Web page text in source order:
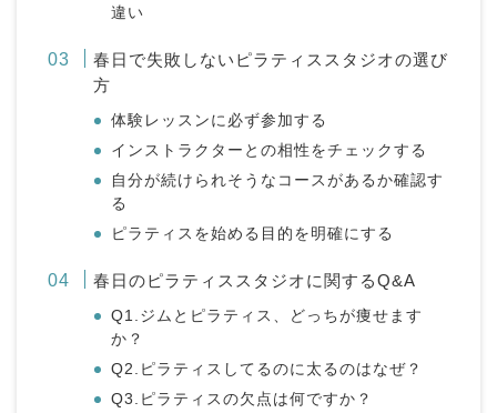
違い
春日で失敗しないピラティススタジオの選び
方
体験レッスンに必ず参加する
インストラクターとの相性をチェックする
自分が続けられそうなコースがあるか確認す
る
ピラティスを始める目的を明確にする
春日のピラティススタジオに関するQ&A
Q1.ジムとピラティス、どっちが痩せます
か？
Q2.ピラティスしてるのに太るのはなぜ？
Q3.ピラティスの欠点は何ですか？